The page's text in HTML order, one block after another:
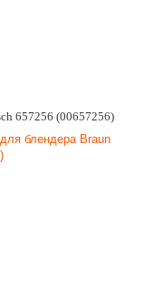
657256 (00657256)